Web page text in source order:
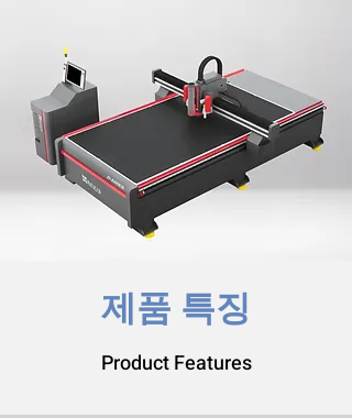
​제품 특징
Product Features